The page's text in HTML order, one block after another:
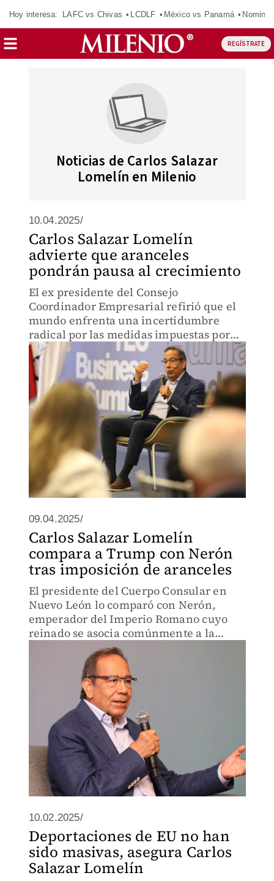
Hoy interesa: LAFC vs Chivas LCDLF México vs Panamá
REGÍSTRATE
Noticias de Carlos Salazar
Lomelín en Milenio
10.04.2025/
Carlos Salazar Lomelín
advierte que aranceles
pondrán pausa al crecimiento
El ex presidente del Consejo
Coordinador Empresarial refirió que el
mundo enfrenta una incertidumbre
radical por las medidas impuestas por
Trump.
09.04.2025/
Carlos Salazar Lomelín
compara a Trump con Nerón
tras imposición de aranceles
El presidente del Cuerpo Consular en
Nuevo León lo comparó con Nerón,
emperador del Imperio Romano cuyo
reinado se asocia comúnmente a la
tiranía y la extravagancia.
10.02.2025/
Deportaciones de EU no han
sido masivas, asegura Carlos
Salazar Lomelín